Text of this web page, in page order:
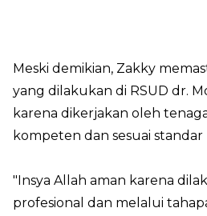
Meski demikian, Zakky
yang dilakukan di RSUD dr.
karena dikerjakan oleh
kompeten dan sesuai standar
"Insya Allah aman karena
profesional dan melalui